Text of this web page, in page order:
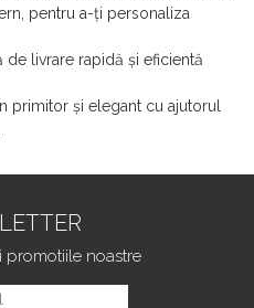
pentru a-ți personaliza
de livrare rapidă și eficientă
primitor și elegant cu ajutorul
promotiile noastre